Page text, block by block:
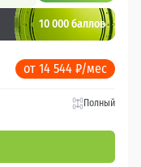
10 000 баллов
от 14 544 ₽/мес
Полный